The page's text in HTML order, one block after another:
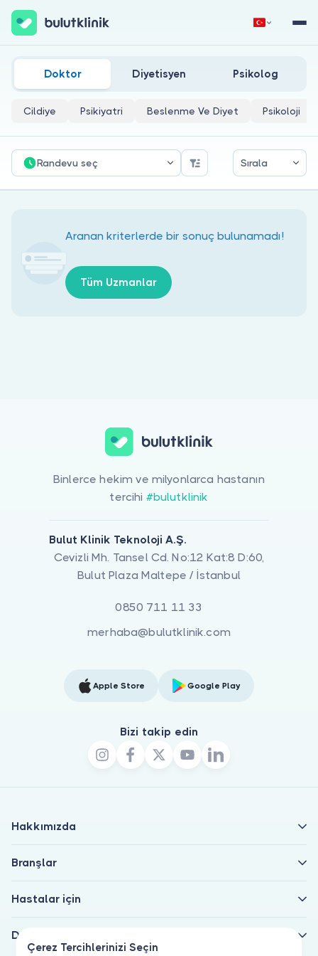
Hastalar için
Doktorlar için
Hemen Kaydol Giriş Yap
Erzurum Pratisyen Hekim Doktorları
Doktor Diyetisyen Psikolog
Cildiye Psikiyatri Beslenme Ve Diyet Psikoloji
Randevu seç Sırala
Aranan kriterlerde bir sonuç bulunamadı!
Tüm Uzmanlar
Çerez Tercihlerinizi Seçin
Binlerce hekim ve milyonlarca hastanın
tercihi #bulutklinik
Bulut Klinik Teknoloji A.Ş.
Cevizli Mh. Tansel Cd. No:12 Kat:8 D:60,
Bulut Plaza Maltepe / İstanbul
0850 711 11 33
merhaba@bulutklinik.com
Apple Store Google Play
Bizi takip edin
Hakkımızda
Branşlar
Hastalar için
Doktorlar için